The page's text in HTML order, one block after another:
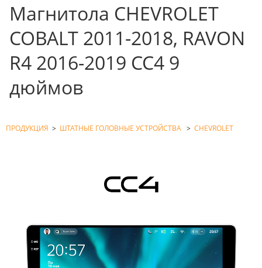
Магнитола CHEVROLET
COBALT 2011-2018, RAVON
R4 2016-2019 CC4 9
дюймов
ПРОДУКЦИЯ > ШТАТНЫЕ ГОЛОВНЫЕ УСТРОЙСТВА > CHEVROLET